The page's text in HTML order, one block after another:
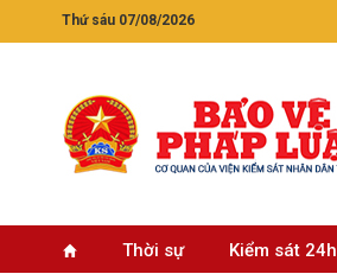
Thứ sáu 07/08/2026
Thời sự Kiểm sát 24h